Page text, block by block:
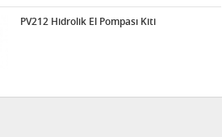
PV212 Hidrolik El Pompası Kiti